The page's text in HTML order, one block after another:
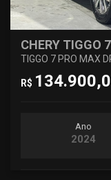
CHERY TIGGO
TIGGO 7 PRO MAX
R$
Ano
2024